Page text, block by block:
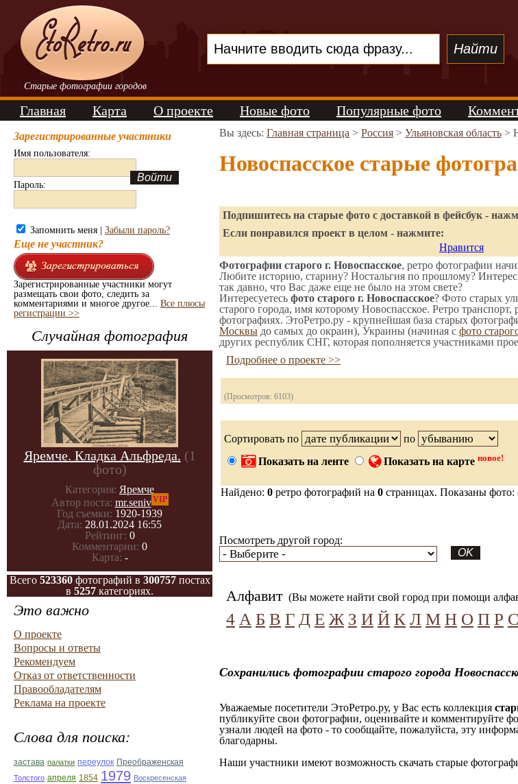
Старые фотографии городов
Главная Карта О проекте Новые фото Популярные фото
Зарегистрированные участники
Имя пользователя:
Пароль:
Запомнить меня | Забыли пароль?
Еще не участник?
Зарегистрированные участники могут
размещать свои фото, следить за
комментариями и многое другое... Все плюсы
регистрации >>
Случайная фотография
Яремче. Кладка Альфреда. (1
фото)
Категория: Яремче
Автор поста: mr.senivVIP
Год съемки: 1920-1939
Дата: 28.01.2024 16:55
Рейтинг: 0
Комментарии: 0
Карта: -
Всего 523360фотографий в 300757постах
в 5257 категориях.
Это важно
О проекте
Вопросы и ответы
Рекомендуем
Отказ от ответственности
Правообладателям
Реклама на проекте
Слова для поиска:
застава палатки переулок Преображенская
Толстого апреля 1854 1979 Воскресенская
Вы здесь: Главная страница > Россия > Ульяновская область >
Новоспасское старые
Подпишитесь на старые фото с доставкой в фейсбук -
Если понравился проект в целом - нажмите:
Нравится
Фотографии старого г. Новоспасское, ретро фотографии
Любите историю, старину? Ностальгия по прошлому?
так давно, что Вас даже еще не было на этом свете?
Интересуетесь фото старого г. Новоспасское? Фото старых
старого города, имя которому Новоспасское. Ретро
фотографиях. ЭтоРетро.ру - крупнейшая база старых
Москвы до самых до окраин), Украины (начиная с фото
других республик СНГ, которая пополняется участниками
Подробнее о проекте >>
(Просмотров: 6103)
Сортировать по
по
Показать на ленте
Показать на карте новое!
Найдено: 0 ретро фотографий на 0 страницах. Показаны фото:
Посмотреть другой город:
Алфавит (Вы можете найти свой город при помощи
4 А Б В Г Д Е Ж З И Й К Л М Н О П Р С
Сохранились фотографии старого города
Уважаемые посетители ЭтоРетро.ру, у Вас есть коллекция
публикуйте свои фотографии, оценивайте и комментируйте
узнали людей на фото - то сообщайте, пожалуйста, эту
благодарны.
Наши участники имеют возможность скачать старые